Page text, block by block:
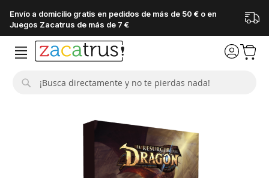
Envío a domicilio gratis en pedidos de más de 50 € o en
Juegos Zacatrus de más de 7 €